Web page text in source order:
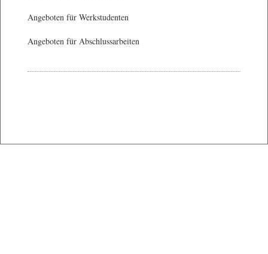
Angeboten für Werkstudenten
Angeboten für Abschlussarbeiten